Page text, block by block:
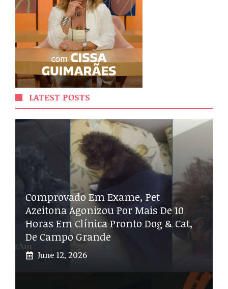
LATEST POSTS
Comprovado Em Exame, Pet
Azeitona Agonizou Por Mais De 10
Horas Em Clínica Pronto Dog & Cat,
De Campo Grande
June 12, 2026